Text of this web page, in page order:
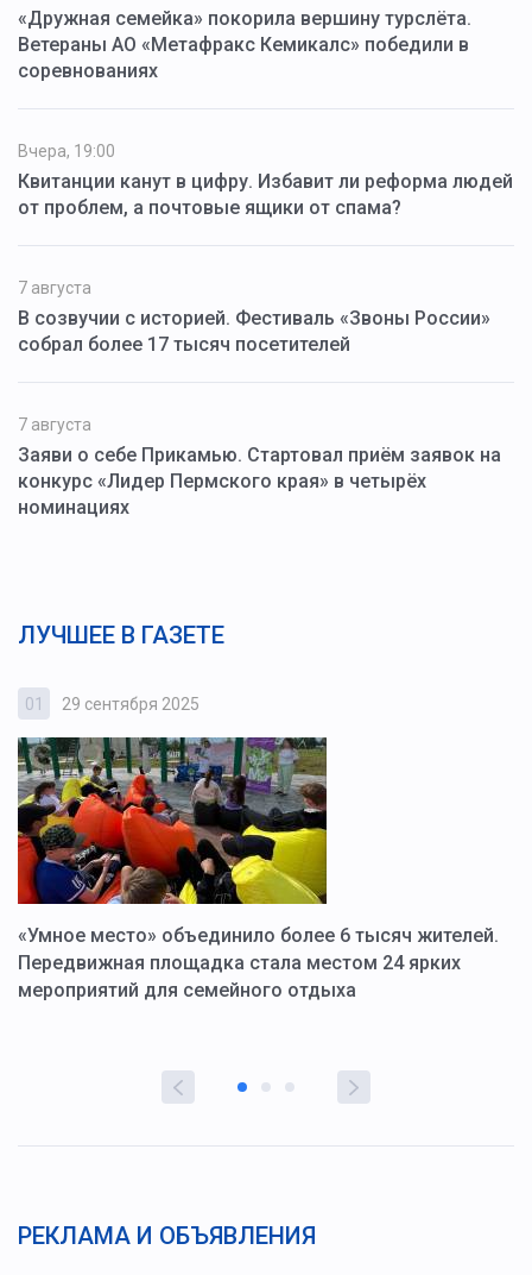
«Дружная семейка» покорила вершину турслёта.
Ветераны АО «Метафракс Кемикалс» победили в
соревнованиях
Вчера, 19:00
Квитанции канут в цифру. Избавит ли реформа людей
от проблем, а почтовые ящики от спама?
7 августа
В созвучии с историей. Фестиваль «Звоны России»
собрал более 17 тысяч посетителей
7 августа
Заяви о себе Прикамью. Стартовал приём заявок на
конкурс «Лидер Пермского края» в четырёх
номинациях
ЛУЧШЕЕ В ГАЗЕТЕ
01 29 сентября 2025
«Умное место» объединило более 6 тысяч жителей.
Передвижная площадка стала местом 24 ярких
мероприятий для семейного отдыха
РЕКЛАМА И ОБЪЯВЛЕНИЯ